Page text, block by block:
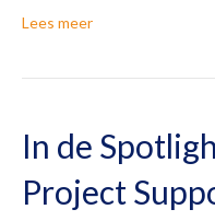
Lees meer
In de
Project